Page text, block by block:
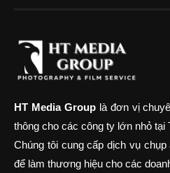
HT Media Grouplà đơn vị
thông cho các công ty lớn nhỏ tại
Chúng tôi cung cấp dịch vụ
để làm thương hiệu cho các